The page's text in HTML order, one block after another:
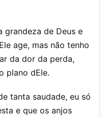
grandeza de Deus e
age, mas não tenho
da dor da perda,
plano dEle.
tanta saudade, eu só
e que os anjos